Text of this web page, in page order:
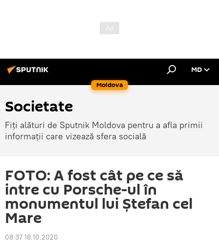
Moldova
MD
Societate
Fiți alături de Sputnik Moldova pentru a afla primii
informații care vizează sfera socială
FOTO: A fost cât pe ce să
intre cu Porsche-ul în
monumentul lui Ștefan cel
Mare
08:37 18.10.2020